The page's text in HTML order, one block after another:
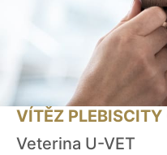
VÍTĚZ PLEBISCITY
Veterina U-VET